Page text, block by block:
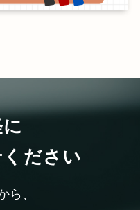
に
ださい
ら、